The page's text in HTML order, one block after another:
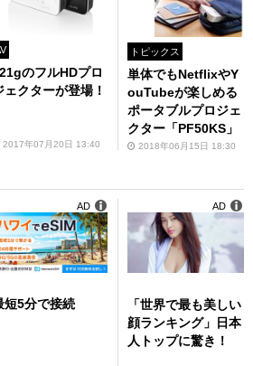
のフルHDプロ
ェクターが登場！
2017年07月20日 13:40
トピックス
単体でもNetflixやY
ouTubeが楽しめる
ポータブルプロジェ
クター「PF50KS」
2018年06月15日 18:30
短5分で接続
AD
「世界で最も美しい
顔ランキング」日本
人トップに驚き！
AD